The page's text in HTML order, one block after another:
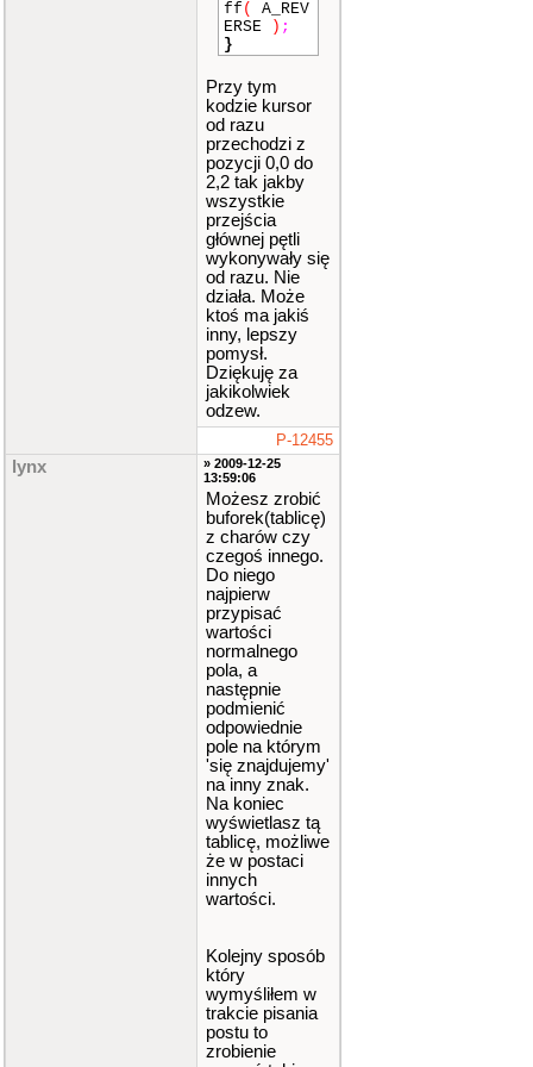
0, "" );
mvpri
ntw( 0,
mvpri
ntw( 0,
2, ""
mvpri
ntw( 1,
1 , "" );
mvpri
ntw( 1,
2, "" );
mvpri
ntw ( 2,
0, "" );
mvpri
ntw( 2,
1, "" );
mvpri
ntw( 2,
2, "" )
attro
n(A_REVE
;
mvpri
ntw(
0, "" );
}
if(ktory
== 5 )
{
mvpri
ntw( 0
0 , ""
mvpri
ntw(
1, ""
mvpri
ntw( 0,
2, "" );
mvpri
ntw( 1,
0 , "" )
mvpri
ntw( 1,
2, "" );
mvpri
ntw(
0 , ""
ntw
1, "" );
mvpri
ntw( 2,
2, "" );
attro
n(A_REVE
ff (
A_REV
ERSE
) ;
}
Przy tym
kodzie kursor
od razu
przechodzi z
pozycji 0,0 do
2,2 tak jakby
wszystkie
przejścia
głównej pętli
wykonywały się
od razu. Nie
działa. Może
ktoś ma jakiś
inny, lepszy
pomysł.
Dziękuję za
jakikolwiek
odzew.
P-12455
lynx
» 2009-12-25
13:59:06
Możesz zrobić
buforek(tablicę)
z charów czy
czegoś innego.
Do niego
najpierw
przypisać
wartości
normalnego
pola, a
następnie
podmienić
odpowiednie
pole na którym
'się znajdujemy'
na inny znak.
Na koniec
wyświetlasz tą
tablicę, możliwe
że w postaci
innych
wartości.
Kolejny sposób
który
wymyśliłem w
trakcie pisania
postu to
zrobienie